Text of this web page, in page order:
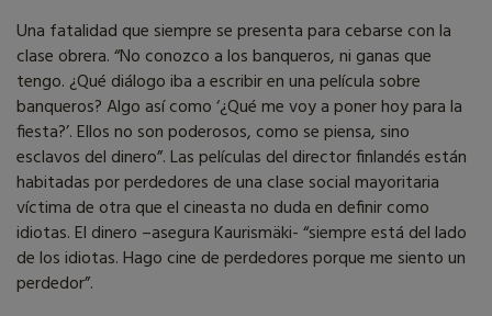
Una fatalidad que siempre se presenta para cebarse con la
clase obrera. “No conozco a los banqueros, ni ganas que
tengo. ¿Qué diálogo iba a escribir en una película sobre
banqueros? Algo así como ‘¿Qué me voy a poner hoy para la
fiesta?’. Ellos no son poderosos, como se piensa, sino
esclavos del dinero”. Las películas del director finlandés están
habitadas por perdedores de una clase social mayoritaria
víctima de otra que el cineasta no duda en definir como
idiotas. El dinero –asegura Kaurismäki- “siempre está del lado
de los idiotas. Hago cine de perdedores porque me siento un
perdedor”.